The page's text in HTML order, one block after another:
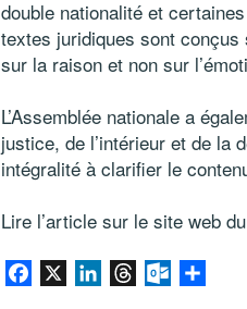
double nationalité et
textes juridiques sont conçus
sur la raison et non sur
L’Assemblée nationale a
justice, de l’intérieur et de la
intégralité à clarifier le
Lire l’article sur le site web
Facebook LinkedInThreads